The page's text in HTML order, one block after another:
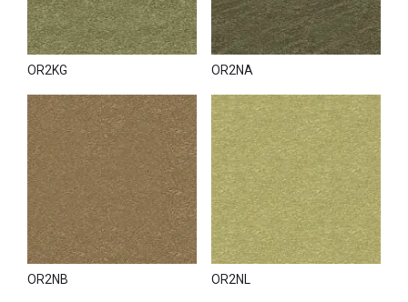
OR2KG OR2NA
OR2NB OR2NL